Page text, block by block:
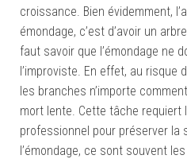
croissance. Bien évidemment,
émondage, c’est d’avoir un
faut savoir que l’émondage ne
l’improviste. En effet, au risque
les branches n’importe
mort lente. Cette tâche requiert
professionnel pour préserver la
l’émondage, ce sont souvent